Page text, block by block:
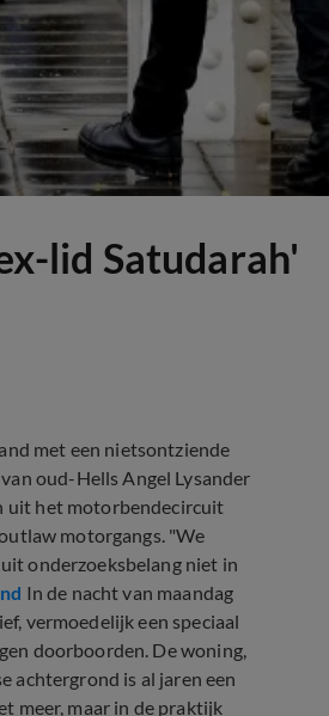
lid Satudarah'
met een nietsontziende
oud-Hells Angel Lysander
uit het motorbendecircuit
motorgangs. "We
onderzoeksbelang niet in
In de nacht van maandag
vermoedelijk een speciaal
doorboorden. De woning,
achtergrond is al jaren een
meer, maar in de praktijk